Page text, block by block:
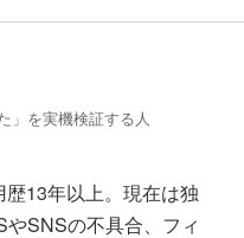
」を実機検証する人
13年以上。現在は独
SNSの不具合、フィ